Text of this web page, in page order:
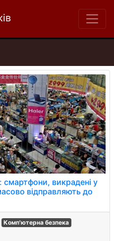
смартфони, викрадені у
відправляють до
Комп'ютерна безпека